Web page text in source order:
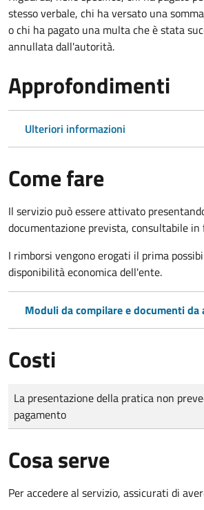
stesso verbale, chi ha versato una
o chi ha pagato una multa che è stata
annullata dall'autorità.
Approfondimenti
Ulteriori informazioni
Come fare
Il servizio può essere attivato
documentazione prevista, consultabile in
I rimborsi vengono erogati il prima
disponibilità economica dell'ente.
Moduli da compilare e documenti da
Costi
Tipo di pagamento
Importo
La presentazione della pratica non
pagamento
Cosa serve
Per accedere al servizio, assicurati di